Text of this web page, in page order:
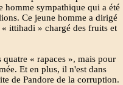
sympathique qui a été
Ce jeune homme a dirigé
ittihadi » chargé des fruits et
« rapaces », mais pour
Et en plus, il n'est dans
de Pandore de la corruption.